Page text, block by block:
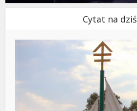
Cytat na dziś